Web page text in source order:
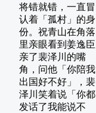
将错就错，一直冒
认着「孤村」的身
份。祝青山在角落
里亲眼看到姜逸臣
亲了裴泽川的嘴
角，问他「你陪我
出国好不好」，裴
泽川笑着说「你都
发话了我能说不